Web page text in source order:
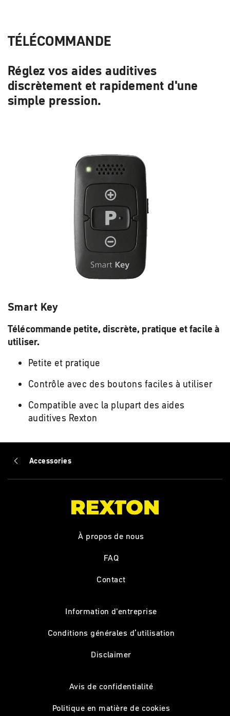
TÉLÉCOMMANDE
Réglez vos aides auditives
discrètement et rapidement d'une
simple pression.
Smart Key
Télécommande petite, discrète, pratique et facile à
utiliser.
Petite et pratique
Contrôle avec des boutons faciles à utiliser
Compatible avec la plupart des aides
auditives Rexton
Accessories
À propos de nous
FAQ
Contact
Information d'entreprise
Conditions générales d’utilisation
Disclaimer
Avis de confidentialité
Politique en matière de cookies